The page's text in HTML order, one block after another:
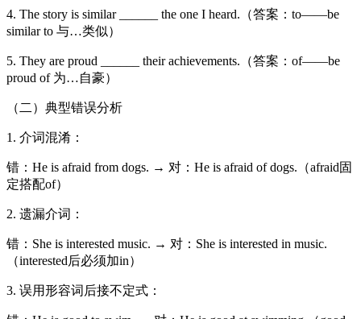
4. The story is similar ______ the one I heard.（答案：to——be
similar to 与…类似）
5. They are proud ______ their achievements.（答案：of——be
proud of 为…自豪）
（二）典型错误分析
1. 介词混淆：
错：He is afraid from dogs. → 对：He is afraid of dogs.（afraid固
定搭配of）
2. 遗漏介词：
错：She is interested music. → 对：She is interested in music.
（interested后必须加in）
3. 误用形容词后接不定式：